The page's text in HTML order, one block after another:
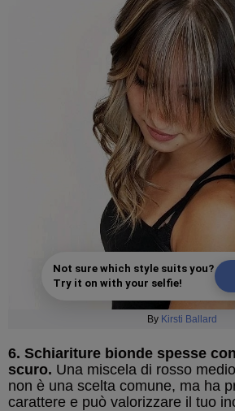
Not sure which style suits you?
Try it on with your selfie!
By Kirsti Ballard
6. Schiariture bionde spesse
scuro. Una miscela di rosso
non è una scelta comune, ma ha
carattere e può valorizzare il tuo